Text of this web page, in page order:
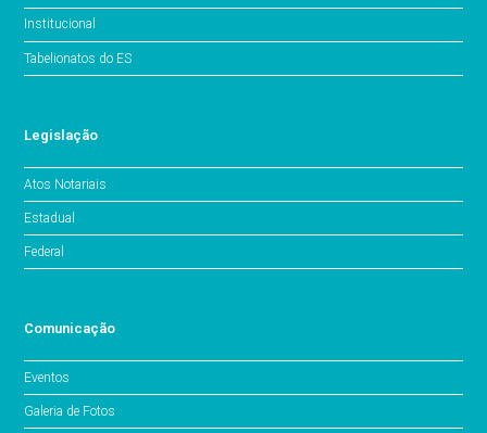
Institucional
Tabelionatos do ES
Legislação
Atos Notariais
Estadual
Federal
Comunicação
Eventos
Galeria de Fotos